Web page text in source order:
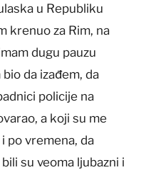
u Republiku
krenuo za Rim, na
dugu pauzu
da izađem, da
policije na
a koji su me
po vremena, da
su veoma ljubazni i